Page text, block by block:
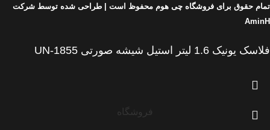
تمام حقوق برای فروشگاه چی هوم محفوظ است | طراحی شده توسط شرکت
AminH
فلاسک یونیک 1.6 لیتر استیل شیشه صورتی UN-1855
فروشگاه